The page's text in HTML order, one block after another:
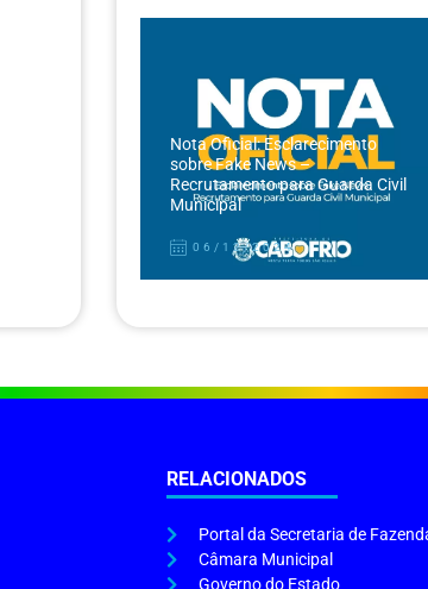
Nota Oficial: Esclarecimento
sobre Fake News –
Recrutamento para Guarda Civil
Municipal
06/12/2024
RELACIONADOS
Portal da Secretaria de
Câmara Municipal
Governo do Estado